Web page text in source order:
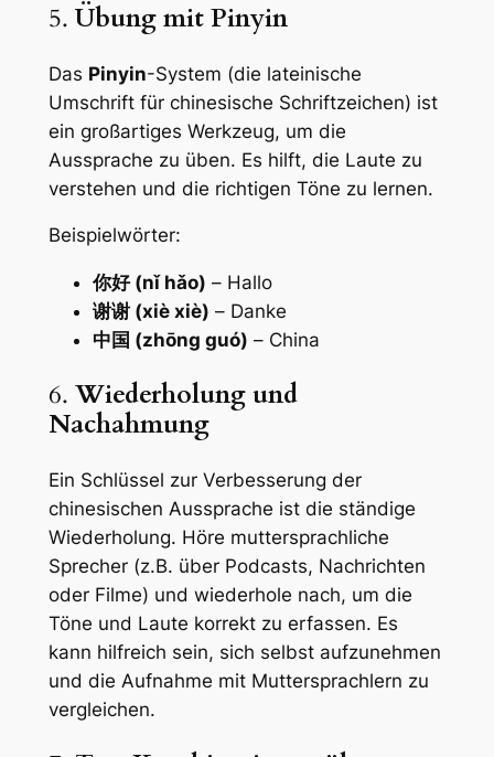
5. Übung mit Pinyin
Das Pinyin-System (die lateinische
Umschrift für chinesische Schriftzeichen) ist
ein großartiges Werkzeug, um die
Aussprache zu üben. Es hilft, die Laute zu
verstehen und die richtigen Töne zu lernen.
Beispielwörter:
你好 (nǐ hǎo) – Hallo
谢谢 (xiè xiè) – Danke
中国 (zhōng guó) – China
6. Wiederholung und
Nachahmung
Ein Schlüssel zur Verbesserung der
chinesischen Aussprache ist die ständige
Wiederholung. Höre muttersprachliche
Sprecher (z.B. über Podcasts, Nachrichten
oder Filme) und wiederhole nach, um die
Töne und Laute korrekt zu erfassen. Es
kann hilfreich sein, sich selbst aufzunehmen
und die Aufnahme mit Muttersprachlern zu
vergleichen.